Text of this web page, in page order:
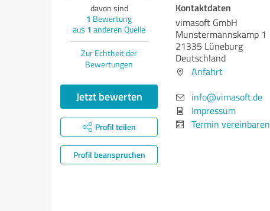
davon sind
1 Bewertung
aus 1 anderen Quelle
Zur Echtheit der
Bewertungen
Jetzt bewerten
Profil teilen
Profil beanspruchen
Kontaktdaten
vimasoft GmbH
Munstermannskamp 1
21335 Lüneburg
Deutschland
Anfahrt
info@vimasoft.de
Impressum
Termin vereinbaren